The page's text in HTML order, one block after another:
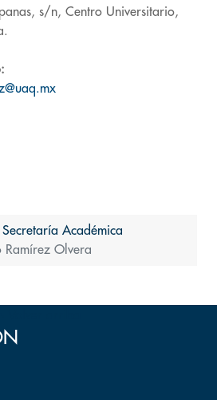
s/n, Centro Universitario,
Secretaría Académica
Ramírez Olvera